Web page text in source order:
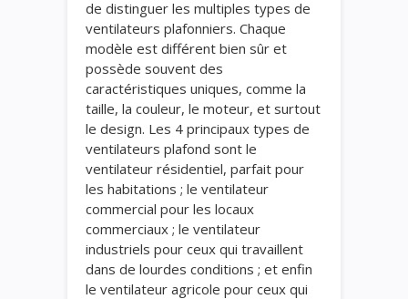
de distinguer les multiples types de
ventilateurs plafonniers. Chaque
modèle est différent bien sûr et
possède souvent des
caractéristiques uniques, comme la
taille, la couleur, le moteur, et surtout
le design. Les 4 principaux types de
ventilateurs plafond sont le
ventilateur résidentiel, parfait pour
les habitations ; le ventilateur
commercial pour les locaux
commerciaux ; le ventilateur
industriels pour ceux qui travaillent
dans de lourdes conditions ; et enfin
le ventilateur agricole pour ceux qui